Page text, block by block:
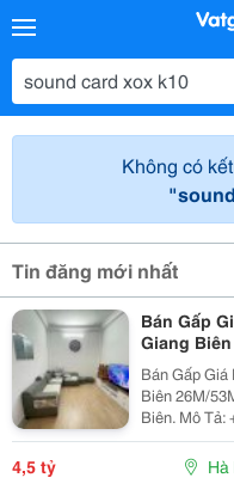
Không có
Tin đăng mới nhất
Bán Gấp
Giang
Long Biên.
Bán Gấp Giá
Biên 26M/
Biên. Mô Tả:
Và 2 Đế Căn
Doanh Bất
4,5 tỷ Hà